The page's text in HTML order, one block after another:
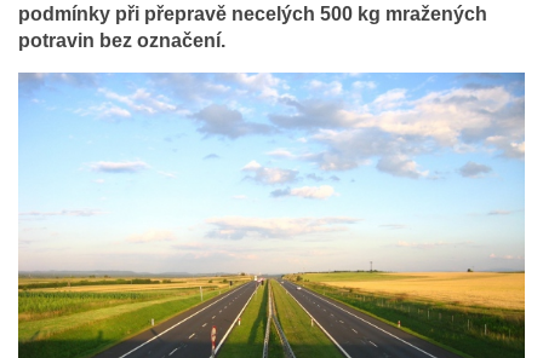
podmínky při přepravě necelých 500 kg mražených
potravin bez označení.